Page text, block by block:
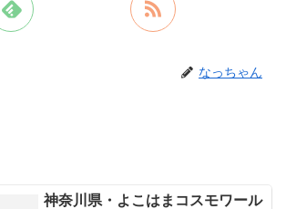
なっちゃん
神奈川県・よこはまコスモワール